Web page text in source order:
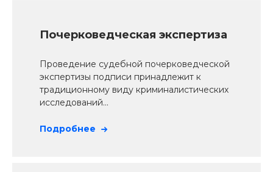
Почерковедческая экспертиза
Проведение судебной почерковедческой
экспертизы подписи принадлежит к
традиционному виду криминалистических
исследований...
Подробнее